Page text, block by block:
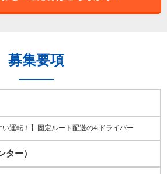
募集要項
い運転！】固定ルート配送の4tドライバー
ター）